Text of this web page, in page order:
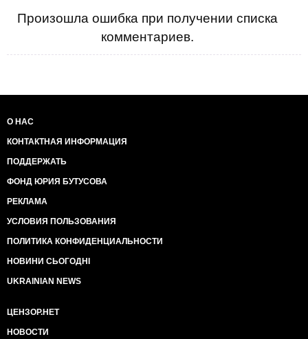
Произошла ошибка при получении списка
комментариев.
О НАС
КОНТАКТНАЯ ИНФОРМАЦИЯ
ПОДДЕРЖАТЬ
ФОНД ЮРИЯ БУТУСОВА
РЕКЛАМА
УСЛОВИЯ ПОЛЬЗОВАНИЯ
ПОЛИТИКА КОНФИДЕНЦИАЛЬНОСТИ
НОВИНИ СЬОГОДНІ
UKRAINIAN NEWS
ЦЕНЗОР.НЕТ
НОВОСТИ